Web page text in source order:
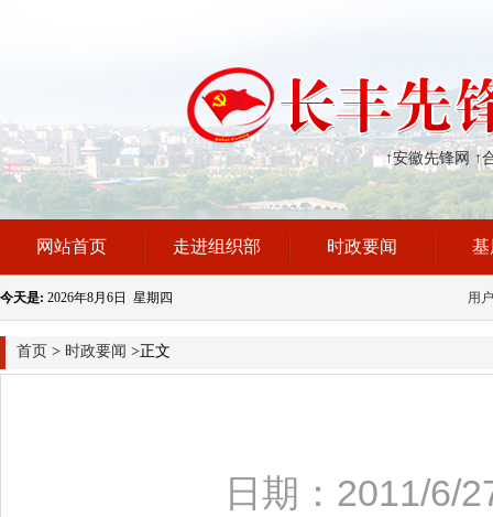
↑安徽先锋网 ↑
网站首页 走进组织部 时政要闻 基
今天是: 2026年8月6日 星期四 用
首页 > 时政要闻 >正文
日期：2011/